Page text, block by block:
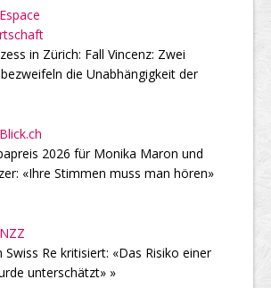
in Zürich: Fall Vincenz: Zwei
die Unabhängigkeit der
2026 für Monika Maron und
«Ihre Stimmen muss man hören»
Swiss Re kritisiert: «Das Risiko einer
unterschätzt» »